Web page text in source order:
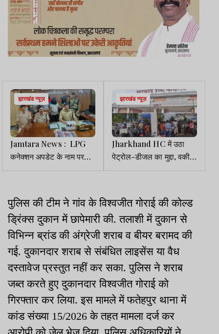
झारखंड न्यूज़
Jamtara News : LPG
कनेक्शन अपडेट के नाम पर
साइबर ठगी, तीन गिरफ्तार
झारखंड न्यूज़
Jharkhand HC में उठा
पेट्रोल-डीजल का मुद्दा, वकीलों
ने की ऑनलाइन सुनवाई की
पुलिस की टीम ने गांव के विश्वजीत गोराई की कोल्ड
ड्रिंक्स दुकान में छापेमारी की. तलाशी में दुकान से
विभिन्न ब्रांड की अंग्रेजी शराब व बीयर बरामद की
गई. दुकानदार शराब से संबंधित लाइसेंस या वैध
दस्तावेज प्रस्तुत नहीं कर सका. पुलिस ने शराब
जब्त करते हुए दुकानदार विश्वजीत गोराई को
गिरफ्तार कर लिया. इस मामले में फतेहपुर थाना में
कांड संख्या 15/2026 के तहत मामला दर्ज कर